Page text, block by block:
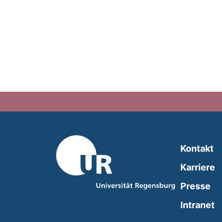
Kontakt
Karriere
Presse
Intranet